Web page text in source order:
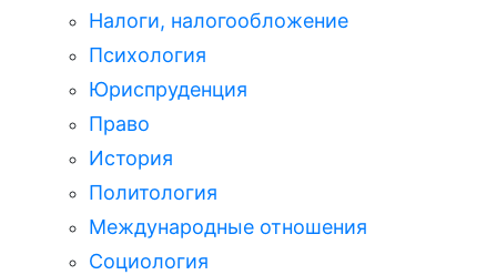
Налоги, налогообложение
Психология
Юриспруденция
Право
История
Политология
Международные отношения
Социология